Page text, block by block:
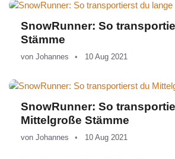
SnowRunner: So
Stämme
von Johannes 10 Aug 2021
SnowRunner: So
Mittelgroße Stämme
von Johannes 10 Aug 2021